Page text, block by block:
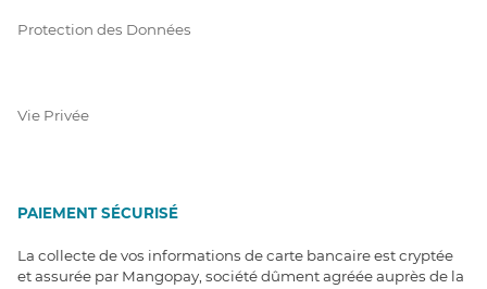
Protection des Données
Vie Privée
PAIEMENT SÉCURISÉ
La collecte de vos informations de carte bancaire est cryptée
et assurée par Mangopay, société dûment agréée auprès de la